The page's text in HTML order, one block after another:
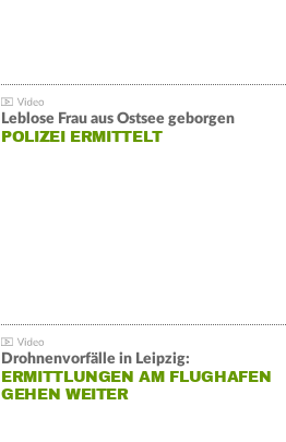
Leblose Frau aus Ostsee geborgen
POLIZEI ERMITTELT
Drohnenvorfälle in Leipzig:
ERMITTLUNGEN AM FLUGHAFEN
GEHEN WEITER